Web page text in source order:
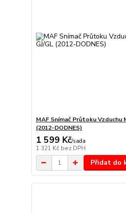
MAF Snímač Průtoku Vzduchu
(2012-DODNES)
1 599 Kč/sada
1 321 Kč bez DPH
Přidat do